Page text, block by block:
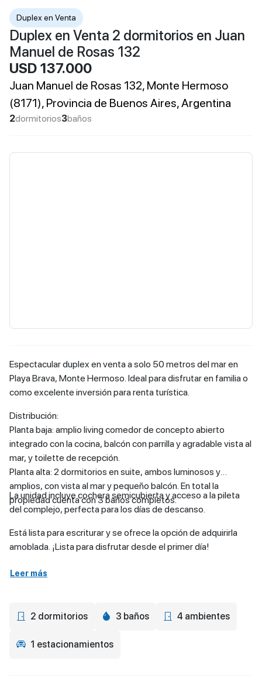
Duplex en Venta
Duplex en Venta 2 dormitorios en Juan
Manuel de Rosas 132
USD 137.000
Juan Manuel de Rosas 132, Monte Hermoso
(8171), Provincia de Buenos Aires, Argentina
2dormitorios3baños
Espectacular duplex en venta a solo 50 metros del mar en
Playa Brava, Monte Hermoso. Ideal para disfrutar en familia o
como excelente inversión para renta turística.
Distribución:
Planta baja: amplio living comedor de concepto abierto
integrado con la cocina, balcón con parrilla y agradable vista al
mar, y toilette de recepción.
Planta alta: 2 dormitorios en suite, ambos luminosos y
amplios, con vista al mar y pequeño balcón. En total la
propiedad cuenta con 3 baños completos.
La unidad incluye cochera semicubierta y acceso a la pileta
del complejo, perfecta para los días de descanso.
Está lista para escriturar y se ofrece la opción de adquirirla
amoblada. ¡Lista para disfrutar desde el primer día!
Leer más
2 dormitorios 3 baños 4 ambientes
1 estacionamientos